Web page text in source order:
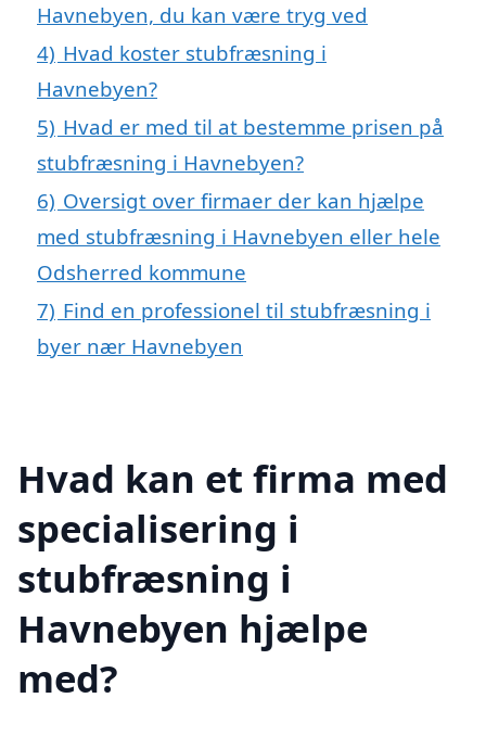
Havnebyen, du kan være tryg ved
4) Hvad koster stubfræsning i
Havnebyen?
5) Hvad er med til at bestemme prisen på
stubfræsning i Havnebyen?
6) Oversigt over firmaer der kan hjælpe
med stubfræsning i Havnebyen eller hele
Odsherred kommune
7) Find en professionel til stubfræsning i
byer nær Havnebyen
Hvad kan et firma med
specialisering i
stubfræsning i
Havnebyen hjælpe
med?